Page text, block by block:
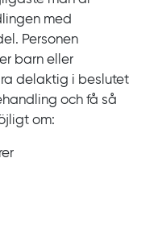
med
Personen
barn eller
delaktig i beslutet
och få så
om: